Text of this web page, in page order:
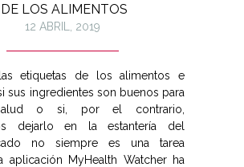
DE LOS ALIMENTOS
12 ABRIL, 2019
etiquetas de los alimentos e
sus ingredientes son buenos para
o si, por el contrario,
dejarlo en la estantería del
no siempre es una tarea
aplicación MyHealth Watcher ha